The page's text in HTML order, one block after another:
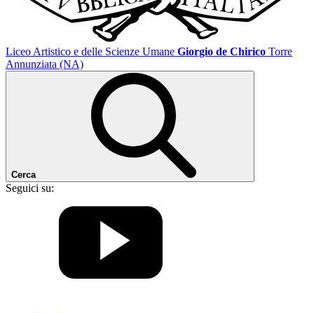
Liceo Artistico e delle Scienze Umane Giorgio de Chirico Torre
Annunziata (NA)
Cerca
Seguici su: